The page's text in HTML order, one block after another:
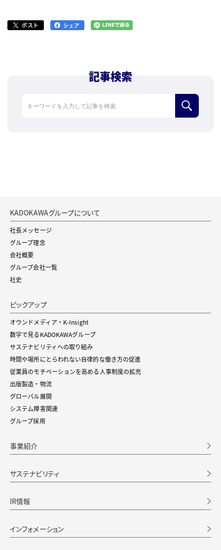
記事検索
検索
KADOKAWAグループについて
社長メッセージ
グループ理念
会社概要
グループ会社一覧
社史
ピックアップ
オウンドメディア・K-Insight
数字で見るKADOKAWAグループ
サステナビリティへの取り組み
時間や場所にとらわれない自律的な働き方の促進
従業員のモチベーションを高める人事制度の拡充
出版製造・物流
グローバル展開
システム障害関連
グループ採用
事業紹介
サステナビリティ
IR情報
インフォメーション